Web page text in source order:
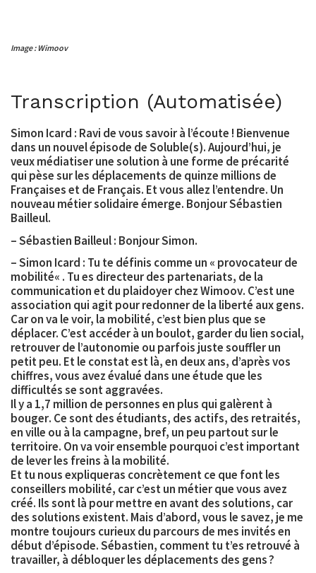
Image : Wimoov
Transcription (Automatisée)
Simon Icard : Ravi de vous savoir à l’écoute ! Bienvenue
dans un nouvel épisode de Soluble(s). Aujourd’hui, je
veux médiatiser une solution à une forme de précarité
qui pèse sur les déplacements de quinze millions de
Françaises et de Français. Et vous allez l’entendre. Un
nouveau métier solidaire émerge. Bonjour Sébastien
Bailleul.
–Sébastien Bailleul: Bonjour Simon.
– Simon Icard : Tu te définis comme un « provocateur de
mobilité« . Tu es directeur des partenariats, de la
communication et du plaidoyer chezWimoov. C’est une
association qui agit pour redonner de la liberté aux gens.
Car on va le voir, la mobilité, c’est bien plus que se
déplacer. C’est accéder à un boulot, garder du lien social,
retrouver de l’autonomie ou parfois juste souffler un
petit peu. Et le constat est là, en deux ans, d’après vos
chiffres, vous avez évalué dans une étude que les
difficultés se sont aggravées.
Il y a 1,7 million de personnes en plus qui galèrent à
bouger. Ce sont des étudiants, des actifs, des retraités,
en ville ou à la campagne, bref, un peu partout sur le
territoire. On va voir ensemble pourquoi c’est important
de lever les freins à la mobilité.
Et tu nous expliqueras concrètement ce que font les
conseillers mobilité, car c’est un métier que vous avez
créé. Ils sont là pour mettre en avant des solutions, car
des solutions existent. Mais d’abord, vous le savez, je me
montre toujours curieux du parcours de mes invités en
début d’épisode. Sébastien, comment tu t’es retrouvé à
travailler, à débloquer les déplacements des gens ?